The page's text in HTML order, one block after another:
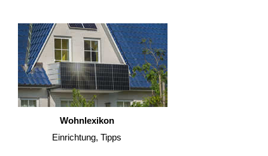
Wohnlexikon
Einrichtung, Tipps